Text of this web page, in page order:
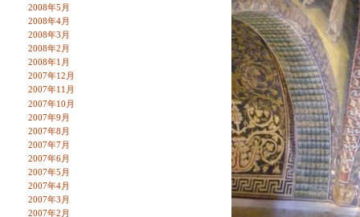
2008年5月
2008年4月
2008年3月
2008年2月
2008年1月
2007年12月
2007年11月
2007年10月
2007年9月
2007年8月
2007年7月
2007年6月
2007年5月
2007年4月
2007年3月
2007年2月